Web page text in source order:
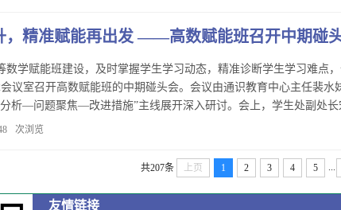
，精准赋能再出发 ——高数赋能班召开中期碰
数学赋能班建设，及时掌握学生学习动态，精准诊断学生学习难点
议室召开高数赋能班的中期碰头会。会议由通识教育中心主任裴
析—问题聚焦—改进措施”主线展开深入研讨。会上，学生处副处
次浏览
共207条 上页 1 2 3 4 5
友情链接